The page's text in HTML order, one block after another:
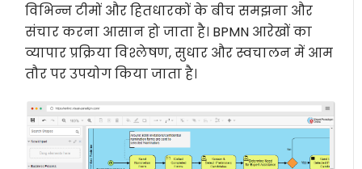
विभिन्न टीमों और हितधारकों के बीच समझना और
संचार करना आसान हो जाता है। BPMN आरेखों का
व्यापार प्रक्रिया विश्लेषण, सुधार और स्वचालन में आम
तौर पर उपयोग किया जाता है।